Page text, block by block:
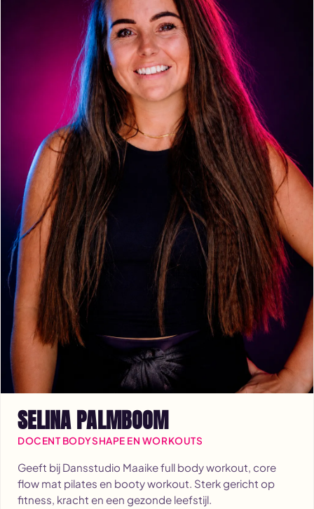
SELINA PALMBOOM
DOCENT BODYSHAPE EN WORKOUTS
Geeft bij Dansstudio Maaike full body workout, core
flow mat pilates en booty workout. Sterk gericht op
fitness, kracht en een gezonde leefstijl.